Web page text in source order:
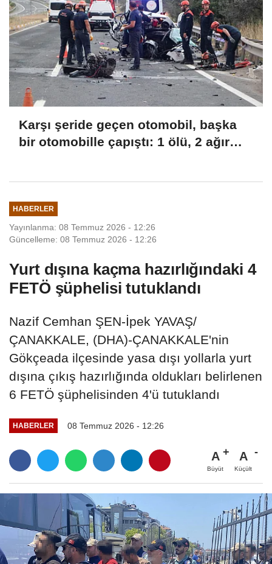
Karşı şeride geçen otomobil, başka
bir otomobille çapıştı: 1 ölü, 2 ağır
HABERLER
Yayınlanma: 08 Temmuz 2026 - 12:26
Güncelleme: 08 Temmuz 2026 - 12:26
Yurt dışına kaçma hazırlığındaki 4
FETÖ şüphelisi tutuklandı
Nazif Cemhan ŞEN-İpek YAVAŞ/
ÇANAKKALE, (DHA)-ÇANAKKALE'nin
Gökçeada ilçesinde yasa dışı yollarla yurt
dışına çıkış hazırlığında oldukları belirlenen
6 FETÖ şüphelisinden 4'ü tutuklandı
HABERLER 08 Temmuz 2026 - 12:26
A
Büyüt
A
Küçült